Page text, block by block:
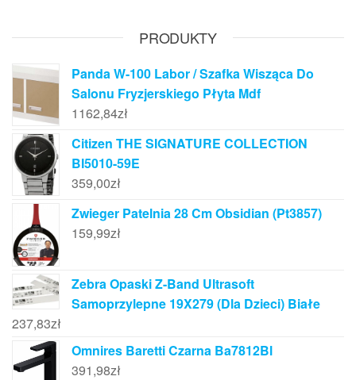
PRODUKTY
Panda W-100 Labor / Szafka Wisząca Do
Salonu Fryzjerskiego Płyta Mdf
1162,84zł
Citizen THE SIGNATURE COLLECTION
BI5010-59E
359,00zł
Zwieger Patelnia 28 Cm Obsidian (Pt3857)
159,99zł
Zebra Opaski Z-Band Ultrasoft
Samoprzylepne 19X279 (Dla Dzieci) Białe
237,83zł
Omnires Baretti Czarna Ba7812Bl
391,98zł